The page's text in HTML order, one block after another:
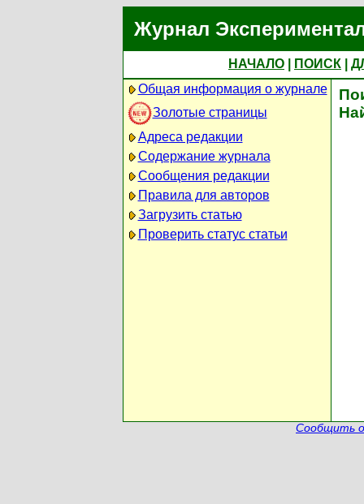
Журнал
НАЧАЛО ПОИСК
Общая информация о журнале
Золотые страницы
Адреса редакции
Содержание журнала
Сообщения редакции
Правила для авторов
Загрузить статью
Проверить статус статьи
Сообщить о